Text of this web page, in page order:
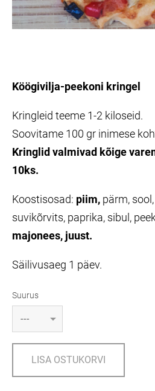
Köögivilja-peekoni kringel
Kringleid teeme 1-2 kiloseid.
Soovitame 100 gr inimese
Kringlid valmivad kõige
10ks.
Koostisosad: piim, pärm, sool,
suvikõrvits, paprika, sibul,
majonees, juust.
Säilivusaeg 1 päev.
Suurus
LISA OSTUKORVI